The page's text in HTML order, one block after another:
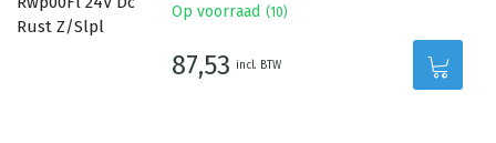
Op voorraad (10)
87,53 incl. BTW